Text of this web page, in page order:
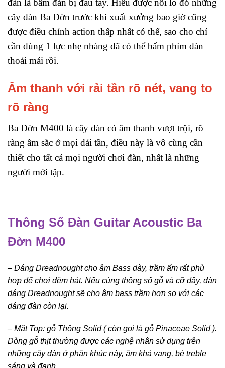
đàn là bấm đàn bị đau tay. Hiểu được nỗi lo đó những
cây đàn Ba Đờn trước khi xuất xưởng bao giờ cũng
được điều chỉnh action thấp nhất có thể, sao cho chỉ
cần dùng 1 lực nhẹ nhàng đã có thể bấm phím đàn
thoải mái rồi.
Âm thanh với rải tần rõ nét, vang to
rõ ràng
Ba Đờn M400 là cây đàn có âm thanh vượt trội, rõ
ràng âm sắc ở mọi dải tần, điều này là vô cùng cần
thiết cho tất cả mọi người chơi đàn, nhất là những
người mới tập.
Thông Số Đàn Guitar Acoustic Ba
Đờn M400
– Dáng Dreadnought cho âm Bass dày, trầm ấm rất phù
hợp để chơi đệm hát. Nếu cùng thông số gỗ và cỡ dây, đàn
dáng Dreadnought sẽ cho âm bass trầm hơn so với các
dáng đàn còn lại.
– Mặt Top: gỗ Thông Solid ( còn gọi là gỗ Pinaceae Solid ).
Dòng gỗ thịt thường được các nghệ nhân sử dụng trên
những cây đàn ở phân khúc này, âm khá vang, bè treble